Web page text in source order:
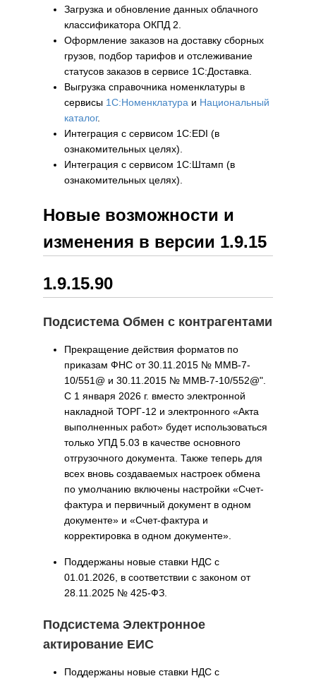
Загрузка и обновление данных облачного
классификатора ОКПД 2.
Оформление заказов на доставку сборных
грузов, подбор тарифов и отслеживание
статусов заказов в сервисе 1С:Доставка.
Выгрузка справочника номенклатуры в
сервисы 1С:Номенклатура и Национальный
каталог.
Интеграция с сервисом 1C:EDI (в
ознакомительных целях).
Интеграция с сервисом 1C:Штамп (в
ознакомительных целях).
Новые возможности и
изменения в версии 1.9.15
1.9.15.90
Подсистема Обмен с контрагентами
Прекращение действия форматов по
приказам ФНС от 30.11.2015 № ММВ-7-
10/551@ и 30.11.2015 № ММВ-7-10/552@".
С 1 января 2026 г. вместо электронной
накладной ТОРГ-12 и электронного «Акта
выполненных работ» будет использоваться
только УПД 5.03 в качестве основного
отгрузочного документа. Также теперь для
всех вновь создаваемых настроек обмена
по умолчанию включены настройки «Счет-
фактура и первичный документ в одном
документе» и «Счет-фактура и
корректировка в одном документе».
Поддержаны новые ставки НДС с
01.01.2026, в соответствии с законом от
28.11.2025 № 425-ФЗ.
Подсистема Электронное
актирование ЕИС
Поддержаны новые ставки НДС с